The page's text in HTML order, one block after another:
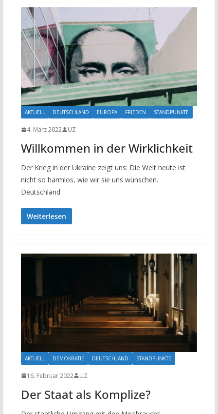
AKTUELL DEUTSCHLAND EUROPA FRIEDEN STANDPUNKTE
4. März 2022 UZ
Willkommen in der Wirklichkeit
Der Krieg in der Ukraine zeigt uns: Die Welt heute ist
nicht so harmlos, wie wir sie uns wünschen.
Deutschland
Weiterlesen
AKTUELL DEMOKRATIE DEUTSCHLAND STANDPUNKTE
16. Februar 2022 UZ
Der Staat als Komplize?